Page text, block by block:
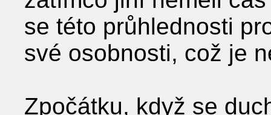
se této průhlednosti
své osobnosti, což je
Zpočátku, když se